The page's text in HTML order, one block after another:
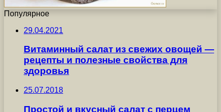
Популярное
29.04.2021
Витаминный салат из свежих овощей —
рецепты и полезные свойства для
здоровья
25.07.2018
Простой и вкусный салат с перцем